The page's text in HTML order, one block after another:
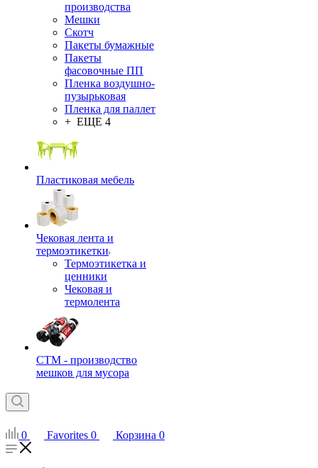
производства
Мешки
Скотч
Пакеты бумажные
Пакеты
фасовочные ПП
Пленка воздушно-
пузырьковая
Пленка для паллет
+ ЕЩЕ 4
Пластиковая мебель
Чековая лента и
термоэтикетки
Термоэтикетка и
ценники
Чековая и
термолента
СТМ - производство
мешков для мусора
0 Favorites 0 Корзина 0